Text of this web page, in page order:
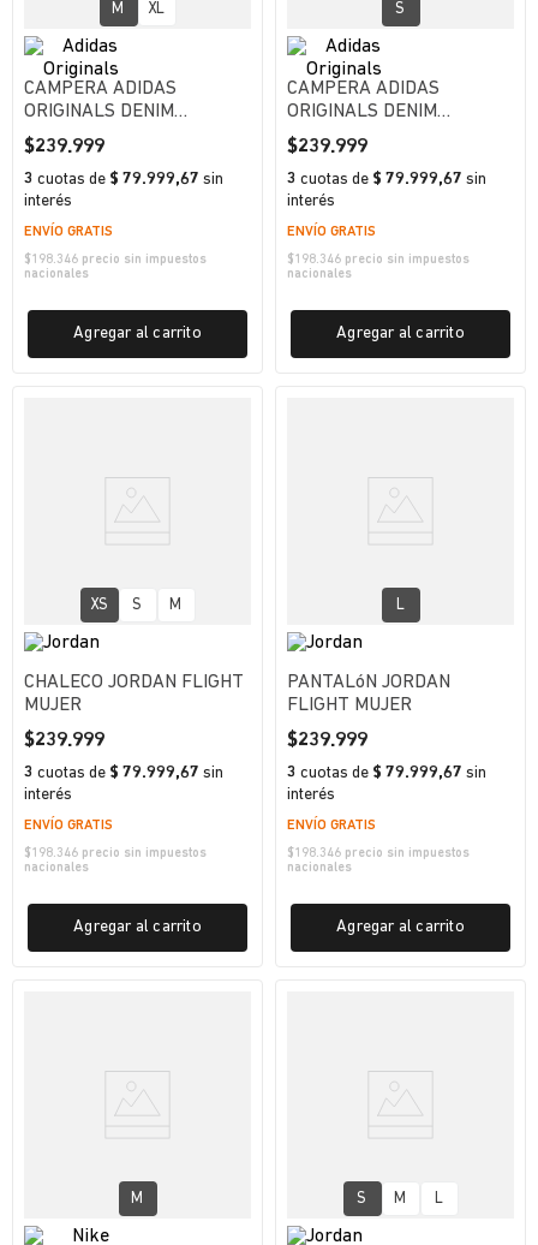
M XL
CAMPERA ADIDAS
ORIGINALS DENIM
FIREBIRD MUJER
$239.999
3 cuotas de $ 79.999,67 sin
interés
ENVÍO GRATIS
$198.346 precio sin impuestos
nacionales
Agregar al carrito
S
CAMPERA ADIDAS
ORIGINALS DENIM
FIREBIRD HOMBRE
$239.999
3 cuotas de $ 79.999,67 sin
interés
ENVÍO GRATIS
$198.346 precio sin impuestos
nacionales
Agregar al carrito
XS S M
CHALECO JORDAN FLIGHT
MUJER
$239.999
3 cuotas de $ 79.999,67 sin
interés
ENVÍO GRATIS
$198.346 precio sin impuestos
nacionales
Agregar al carrito
L
PANTALóN JORDAN
FLIGHT MUJER
$239.999
3 cuotas de $ 79.999,67 sin
interés
ENVÍO GRATIS
$198.346 precio sin impuestos
nacionales
Agregar al carrito
M S M L